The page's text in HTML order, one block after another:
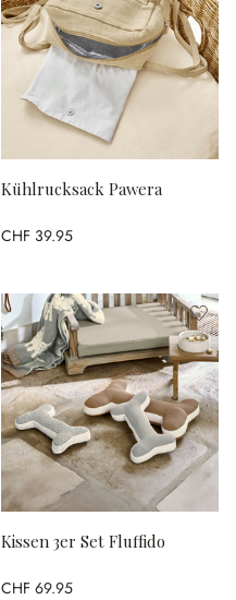
Kühlrucksack Pawera
CHF 39.95
Kissen 3er Set Fluffido
CHF 69.95